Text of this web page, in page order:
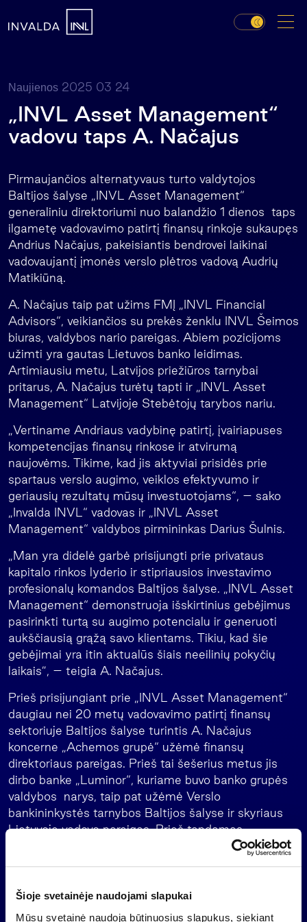
Šioje svetainėje naudojami slapukai
Mūsų svetainė naudoja būtinuosius slapukus, siekiant
Naujienos 2025 03 24
„INVL Asset Management“
vadovu taps A. Načajus
Pirmaujančios alternatyvaus turto valdytojos
Baltijos šalyse „INVL Asset Management“
generaliniu direktoriumi nuo balandžio 1 dienos taps
ilgametę vadovavimo patirtį finansų rinkoje sukaupęs
Andrius Načajus, pakeisiantis bendrovei laikinai
vadovaujantį įmonės verslo plėtros vadovą Audrių
Matikiūną.
A. Načajus taip pat užims FMĮ „INVL Financial
Advisors“, veikiančios su prekės ženklu INVL Šeimos
biuras, valdybos nario pareigas. Abiem pozicijoms
užimti yra gautas Lietuvos banko leidimas.
Artimiausiu metu, Latvijos priežiūros tarnybai
pritarus, A. Načajus turėtų tapti ir „INVL Asset
Management“ Latvijoje Stebėtojų tarybos nariu.
„Vertiname Andriaus vadybinę patirtį, įvairiapuses
kompetencijas finansų rinkose ir atvirumą
naujovėms. Tikime, kad jis aktyviai prisidės prie
spartaus verslo augimo, veiklos efektyvumo ir
geriausių rezultatų mūsų investuotojams“, – sako
„Invalda INVL“ vadovas ir „INVL Asset
Management“ valdybos pirmininkas Darius Šulnis.
„Man yra didelė garbė prisijungti prie privataus
kapitalo rinkos lyderio ir stipriausios investavimo
profesionalų komandos Baltijos šalyse. „INVL Asset
Management“ demonstruoja išskirtinius gebėjimus
pasirinkti turtą su augimo potencialu ir generuoti
aukščiausią grąžą savo klientams. Tikiu, kad šie
gebėjimai yra itin aktualūs šiais neeilinių pokyčių
laikais”, – teigia A. Načajus.
Prieš prisijungiant prie „INVL Asset Management“
daugiau nei 20 metų vadovavimo patirtį finansų
sektoriuje Baltijos šalyse turintis A. Načajus
koncerne „Achemos grupė“ užėmė finansų
direktoriaus pareigas. Prieš tai šešerius metus jis
dirbo banke „Luminor“, kuriame buvo banko grupės
valdybos narys, taip pat užėmė Verslo
bankininkystės tarnybos Baltijos šalyse ir skyriaus
Lietuvoje vadovo pareigas. Prieš tapdamas
„Luminor” vadovu Lietuvoje, A. Načajus vadovavo
A. Načajus yra baigęs Stokholmo aukštąją